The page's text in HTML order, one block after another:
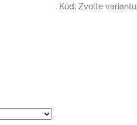
Kód: Zvolte variantu